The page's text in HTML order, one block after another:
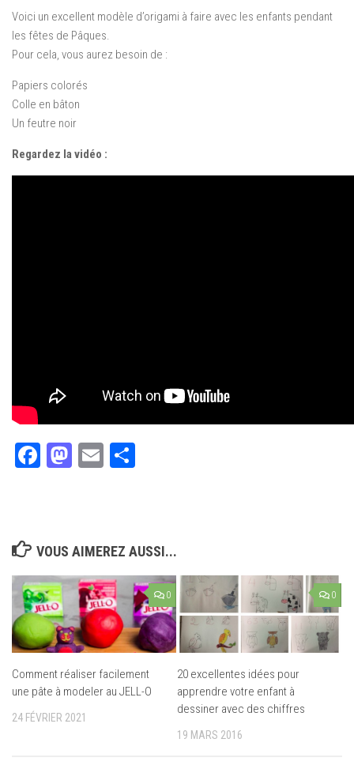
Voici un excellent modèle d’origami à faire avec les enfants pendant
les fêtes de Pâques.
Pour cela, vous aurez besoin de :
Papiers colorés
Colle en bâton
Un feutre noir
Regardez la vidéo :
Facebook
Mastodon
Email
VOUS AIMEREZ AUSSI...
0
Comment réaliser facilement
une pâte à modeler au JELL-O
24 FÉVRIER 2021
0
20 excellentes idées pour
apprendre votre enfant à
dessiner avec des chiffres
19 MARS 2016